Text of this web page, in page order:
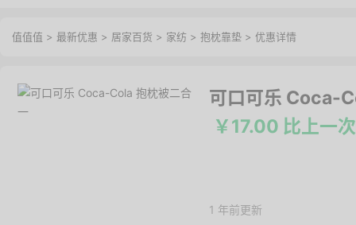
值值值 > 最新优惠 > 居家百货 > 家纺 > 抱枕靠垫 > 优惠详情
可口可乐 Coca-
￥17.00 比上一
1 年前更新